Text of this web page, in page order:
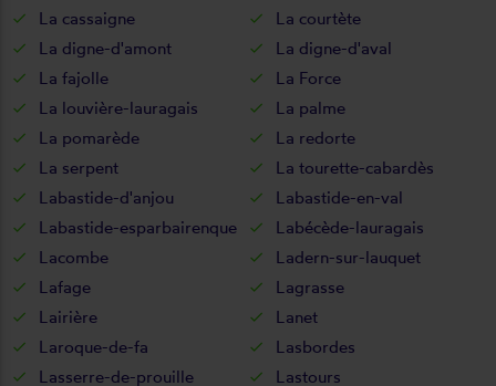
La cassaigne
La courtète
La digne-d'amont
La digne-d'aval
La fajolle
La Force
La louvière-lauragais
La palme
La pomarède
La redorte
La serpent
La tourette-cabardès
Labastide-d'anjou
Labastide-en-val
Labastide-esparbairenque
Labécède-lauragais
Lacombe
Ladern-sur-lauquet
Lafage
Lagrasse
Lairière
Lanet
Laroque-de-fa
Lasbordes
Lasserre-de-prouille
Lastours